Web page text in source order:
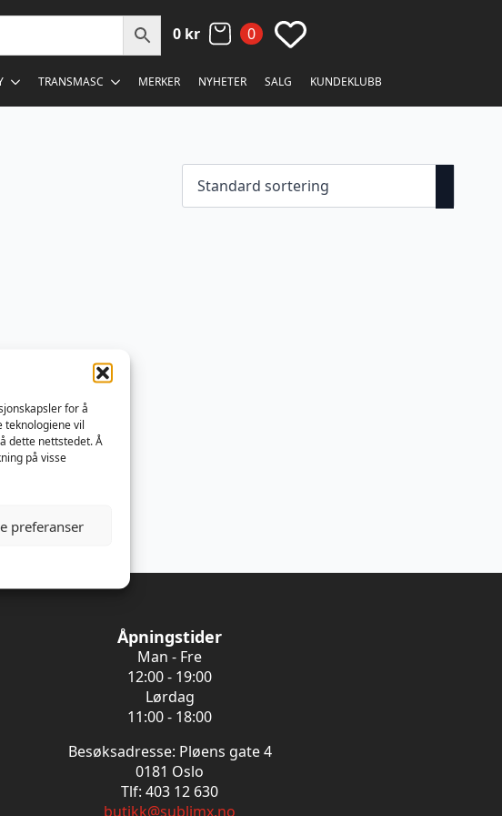
for å
teknologiene vil
dette nettstedet. Å
på visse
preferanser
0 kr 0
TRANSMASC MERKER NYHETER SALG KUNDEKLUBB
Åpningstider
Man - Fre
12:00 - 19:00
Lørdag
11:00 - 18:00
Besøksadresse: Pløens gate 4
0181 Oslo
Tlf: 403 12 630
butikk@sublimx.no